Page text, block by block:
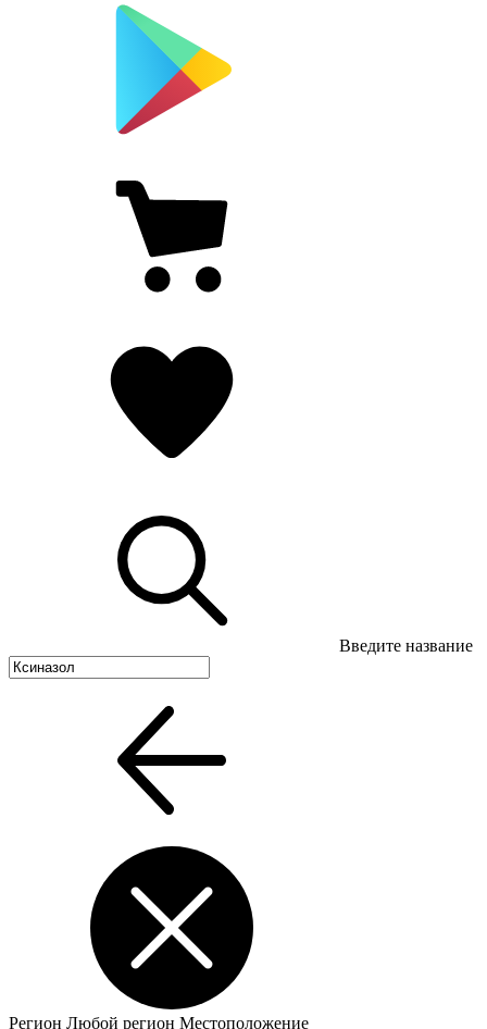
Введите название
Регион Любой регион Местоположение